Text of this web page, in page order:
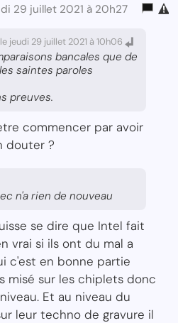
29 juillet 2021 à 20h27
le jeudi 29 juillet 2021 à 10h06
bancales que de
saintes paroles
preuves.
commencer par avoir
douter ?
n'a rien de nouveau
se dire que Intel fait
vrai si ils ont du mal a
c'est en bonne partie
misé sur les chiplets donc
Et au niveau du
leur techno de gravure il